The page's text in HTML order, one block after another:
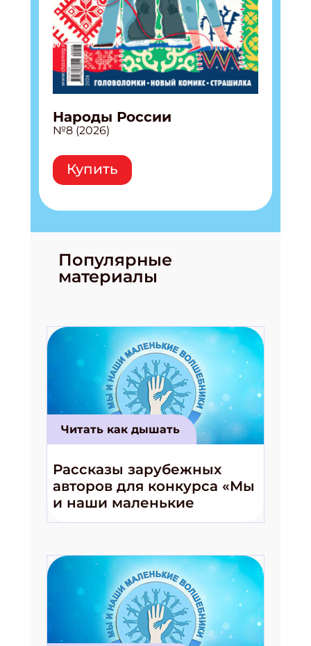
Народы России
№8 (2026)
Купить
Популярные
материалы
Читать как дышать
Рассказы зарубежных
авторов для конкурса «Мы
и наши маленькие
волшебники!»